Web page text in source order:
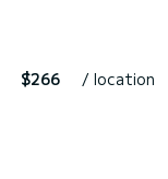
$266 / location